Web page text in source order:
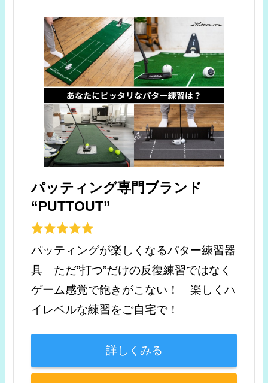
パッティング専門ブランド
“PUTTOUT”
パッティングが楽しくなるパター練習器
具 ただ”打つ”だけの反復練習ではなく
ゲーム感覚で飽きがこない！ 楽しくハ
イレベルな練習をご自宅で！
詳しくみる